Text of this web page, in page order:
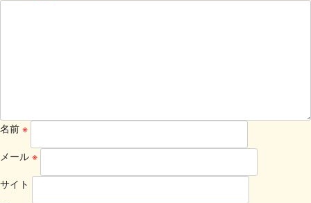
名前 ※
メール ※
サイト